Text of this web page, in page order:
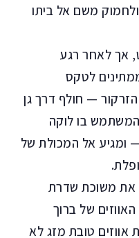
ולחמוק משם אל ביתו
אך לאחר רגע
לטקס
— חולף דרך גן
בו לוקה
אל המכולת של
את משוכת שדרת
של ברוך
טובת מזג לא